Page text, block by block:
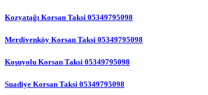
Kozyatağı Korsan Taksi 05349795098
Merdivenköy Korsan Taksi 05349795098
Koşuyolu Korsan Taksi 05349795098
Suadiye Korsan Taksi 05349795098